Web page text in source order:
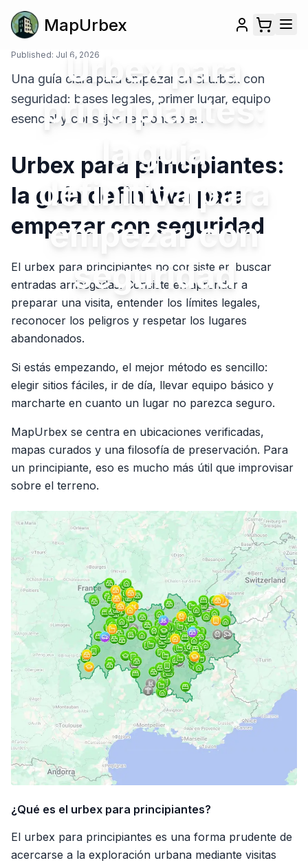
MapUrbex
Urbex para
principiantes:
la guía
definitiva para
empezar con
seguridad
Published: Jul 6, 2026
Una guía clara para empezar en el urbex con
seguridad: bases legales, primer lugar, equipo
esencial y consejos responsables.
Urbex para principiantes:
la guía definitiva para
empezar con seguridad
El urbex para principiantes no consiste en buscar
entradas arriesgadas. Consiste en aprender a
preparar una visita, entender los límites legales,
reconocer los peligros y respetar los lugares
abandonados.
Si estás empezando, el mejor método es sencillo:
elegir sitios fáciles, ir de día, llevar equipo básico y
marcharte en cuanto un lugar no parezca seguro.
MapUrbex se centra en ubicaciones verificadas,
mapas curados y una filosofía de preservación. Para
un principiante, eso es mucho más útil que improvisar
sobre el terreno.
¿Qué es el urbex para principiantes?
El urbex para principiantes es una forma prudente de
acercarse a la exploración urbana mediante visitas